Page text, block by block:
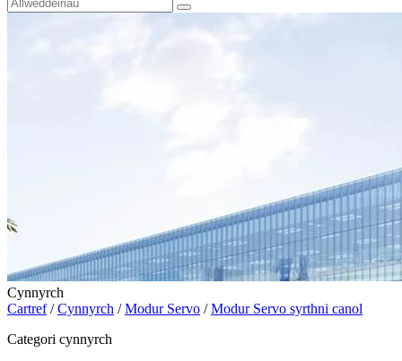
Cynnyrch
Cartref/Cynnyrch /Modur Servo /Modur Servo syrthni canol
Categori cynnyrch